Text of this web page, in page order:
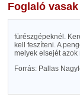
Foglaló vasak
fürészgépeknél.
kell feszíteni. A
melyek elsejét azok
Forrás: Pallas